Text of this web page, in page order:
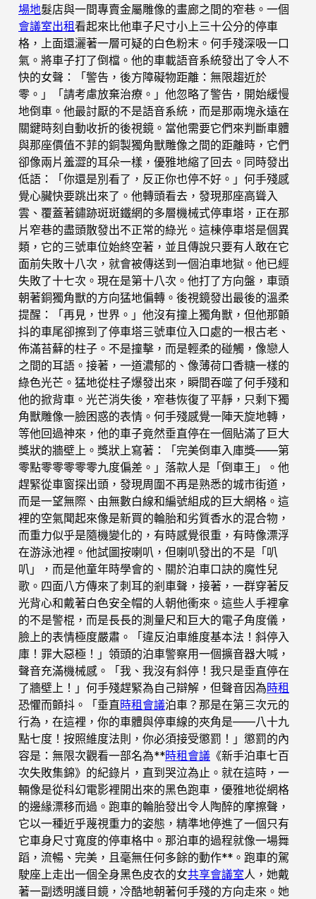
場地髮店與一間專賣金屬雕像的畫廊之間的窄巷。一個
會議室出租看起來比他車子尺寸小上三十公分的停車
格，上面還灑著一層可疑的白色粉末。何手殘深吸一口
氣。將車子打了倒檔。他的車載語音系統發出了令人不
快的女聲：「警告，後方障礙物距離：無限趨近於
零。」「請考慮放棄治療。」他忽略了警告，開始緩慢
地倒車。他最討厭的不是語音系統，而是那兩塊永遠在
關鍵時刻自動收折的後視鏡。當他需要它們來判斷車體
與那座價值不菲的銅製獨角獸雕像之間的距離時，它們
卻像兩片羞澀的耳朵一樣，優雅地縮了回去。同時發出
低語：「你還是別看了，反正你也停不好。」何手殘感
覺心臟快要跳出來了。他轉頭看去，發現那座高聳入
雲、覆蓋著鏽跡斑斑鐵網的多層機械式停車塔，正在那
片窄巷的盡頭散發出不正常的綠光。這棟停車塔是個異
類，它的三號車位始終空著，並且傳說只要有人敢在它
面前失敗十八次，就會被傳送到一個泊車地獄。他已經
失敗了十七次。現在是第十八次。他打了方向盤，車頭
朝著銅獨角獸的方向猛地偏轉。後視鏡發出最後的溫柔
提醒：「再見，世界。」他沒有撞上獨角獸，但他那顫
抖的車尾卻擦到了停車塔三號車位入口處的一根古老、
佈滿苔蘚的柱子。不是撞擊，而是輕柔的碰觸，像戀人
之間的耳語。接著，一道濃郁的、像薄荷口香糖一樣的
綠色光芒。猛地從柱子爆發出來，瞬間吞噬了何手殘和
他的掀背車。光芒消失後，窄巷恢復了平靜，只剩下獨
角獸雕像一臉困惑的表情。何手殘感覺一陣天旋地轉，
等他回過神來，他的車子竟然垂直停在一個貼滿了巨大
獎狀的牆壁上。獎狀上寫著：「完美倒車入庫獎——第
零點零零零零零九度偏差。」落款人是「倒車王」。他
趕緊從車窗探出頭，發現周圍不再是熟悉的城市街道，
而是一望無際、由無數白線和編號組成的巨大網格。這
裡的空氣聞起來像是新買的輪胎和劣質香水的混合物，
而重力似乎是隨機變化的，有時感覺很重，有時像漂浮
在游泳池裡。他試圖按喇叭，但喇叭發出的不是「叭
叭」，而是他童年時學會的、關於泊車口訣的魔性兒
歌。四面八方傳來了刺耳的剎車聲，接著，一群穿著反
光背心和戴著白色安全帽的人朝他衝來。這些人手裡拿
的不是警棍，而是長長的測量尺和巨大的電子角度儀，
臉上的表情極度嚴肅。「違反泊車維度基本法！斜停入
庫！罪大惡極！」領頭的泊車警察用一個擴音器大喊，
聲音充滿機械感。「我、我沒有斜停！我只是垂直停在
了牆壁上！」何手殘趕緊為自己辯解，但聲音因為時租
恐懼而顫抖。「垂直時租會議泊車？那是在第三次元的
行為，在這裡，你的車體與停車線的夾角是——八十九
點七度！按照維度法則，你必須接受懲罰！」懲罰的內
容是：無限次觀看一部名為**時租會議 《新手泊車七百
次失敗集錦》的紀錄片，直到哭泣為止。就在這時，一
輛像是從科幻電影裡開出來的黑色跑車，優雅地從網格
的邊緣漂移而過。跑車的輪胎發出令人陶醉的摩擦聲，
它以一種近乎蔑視重力的姿態，精準地停進了一個只有
它車身尺寸寬度的停車格中。那泊車的過程就像一場舞
蹈，流暢、完美，且毫無任何多餘的動作**。跑車的駕
駛座上走出一個全身黑色皮衣的女共享會議室人，她戴
著一副透明護目鏡，冷酷地朝著何手殘的方向走來。她